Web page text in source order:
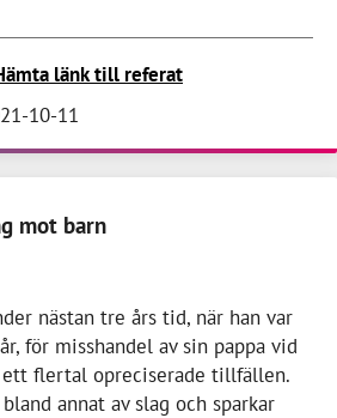
länk till referat
10-11
mot barn
nästan tre års tid, när han var
för misshandel av sin pappa vid
ett flertal opreciserade tillfällen.
annat av slag och sparkar